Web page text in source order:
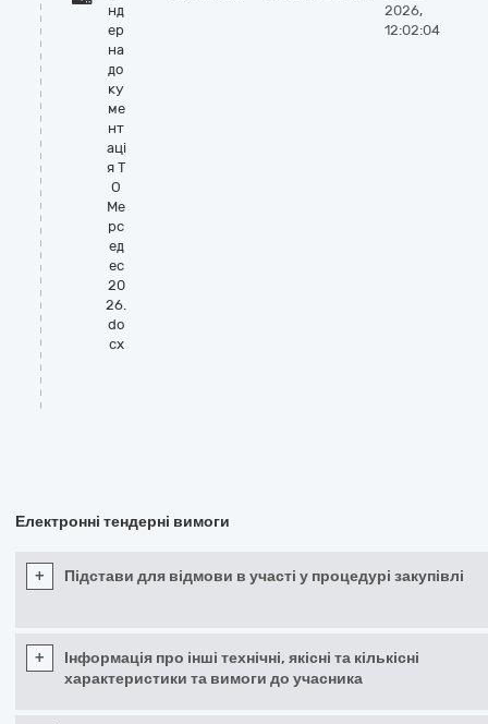
нд
ер
на
до
ку
ме
нт
аці
я Т
О
Ме
рс
ед
ес
20
26.
do
cx
2026,
12:02:04
Електронні тендерні вимоги
+ Підстави для відмови в участі у процедурі закупівлі
+
Інформація про інші технічні, якісні та кількісні
характеристики та вимоги до учасника